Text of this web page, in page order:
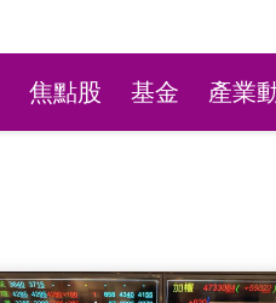
焦點股 基金 產業